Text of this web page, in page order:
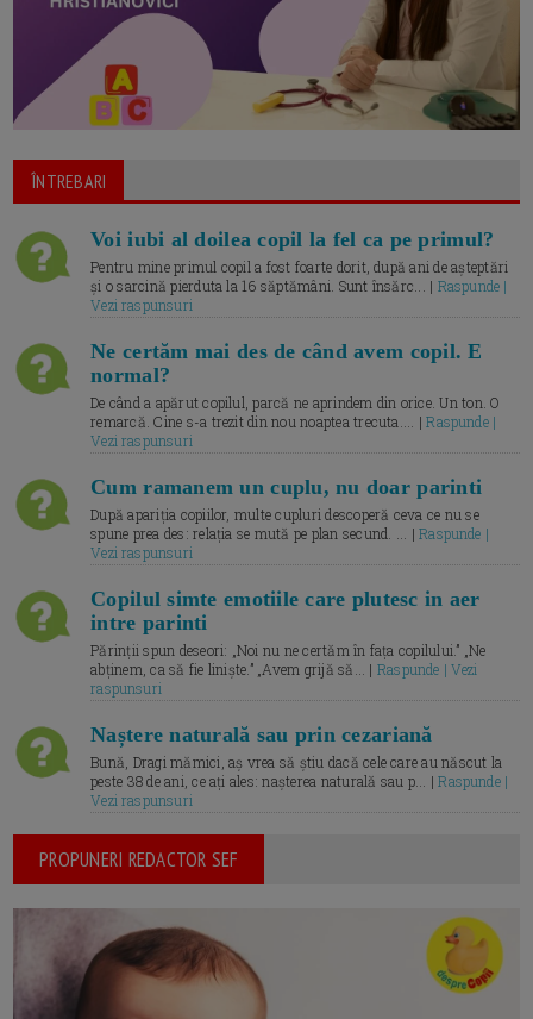
ÎNTREBARI
Voi iubi al doilea copil la fel ca pe primul?
Pentru mine primul copil a fost foarte dorit, după ani de așteptări
și o sarcină pierduta la 16 săptămâni. Sunt însărc... | Raspunde |
Vezi raspunsuri
Ne certăm mai des de când avem copil. E
normal?
De când a apărut copilul, parcă ne aprindem din orice. Un ton. O
remarcă. Cine s-a trezit din nou noaptea trecuta.... |Raspunde |
Vezi raspunsuri
Cum ramanem un cuplu, nu doar parinti
După apariția copiilor, multe cupluri descoperă ceva ce nu se
spune prea des: relația se mută pe plan secund. ... |Raspunde |
Vezi raspunsuri
Copilul simte emotiile care plutesc in aer
intre parinti
Părinții spun deseori: „Noi nu ne certăm în fața copilului.” „Ne
abținem, ca să fie liniște.” „Avem grijă să... | Raspunde | Vezi
raspunsuri
Naștere naturală sau prin cezariană
Bună, Dragi mămici, aș vrea să știu dacă cele care au născut la
peste 38 de ani, ce ați ales: nașterea naturală sau p... |Raspunde |
Vezi raspunsuri
PROPUNERI REDACTOR SEF